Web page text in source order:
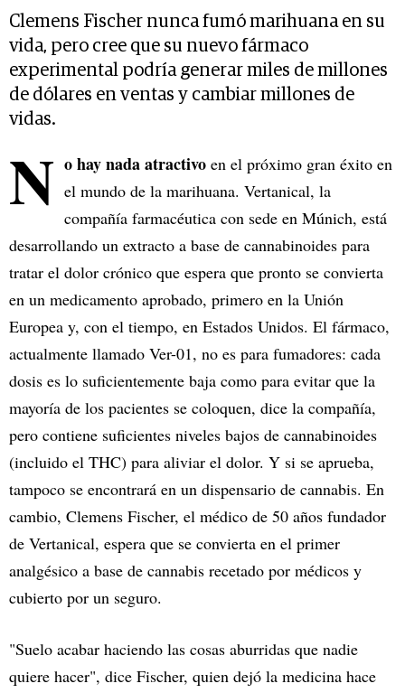
Clemens Fischer nunca fumó marihuana en su
vida, pero cree que su nuevo fármaco
experimental podría generar miles de millones
de dólares en ventas y cambiar millones de
vidas.
N o hay nada atractivo en el próximo gran éxito en
el mundo de la marihuana. Vertanical, la
compañía farmacéutica con sede en Múnich, está
desarrollando un extracto a base de cannabinoides para
tratar el dolor crónico que espera que pronto se convierta
en un medicamento aprobado, primero en la Unión
Europea y, con el tiempo, en Estados Unidos. El fármaco,
actualmente llamado Ver-01, no es para fumadores: cada
dosis es lo suficientemente baja como para evitar que la
mayoría de los pacientes se coloquen, dice la compañía,
pero contiene suficientes niveles bajos de cannabinoides
(incluido el THC) para aliviar el dolor. Y si se aprueba,
tampoco se encontrará en un dispensario de cannabis. En
cambio, Clemens Fischer, el médico de 50 años fundador
de Vertanical, espera que se convierta en el primer
analgésico a base de cannabis recetado por médicos y
cubierto por un seguro.
"Suelo acabar haciendo las cosas aburridas que nadie
quiere hacer", dice Fischer, quien dejó la medicina hace